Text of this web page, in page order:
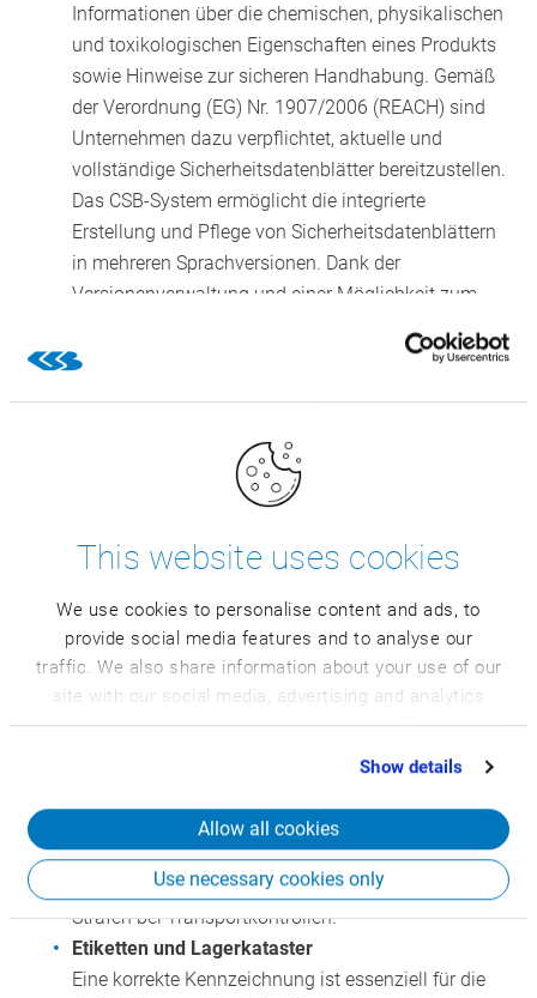
This website uses cookies
We use cookies to personalise content and ads, to
provide social media features and to analyse our
traffic. We also share information about your use of our
site with our social media, advertising and analytics
partners who may combine it with other information
that you’ve provided to them or that they’ve collected
Show details
Allow all cookies
Use necessary cookies only
Informationen über die chemischen, physikalischen
und toxikologischen Eigenschaften eines Produkts
sowie Hinweise zur sicheren Handhabung. Gemäß
der Verordnung (EG) Nr. 1907/2006 (REACH) sind
Unternehmen dazu verpflichtet, aktuelle und
vollständige Sicherheitsdatenblätter bereitzustellen.
Das CSB-System ermöglicht die integrierte
Erstellung und Pflege von Sicherheitsdatenblättern
in mehreren Sprachversionen. Dank der
Versionenverwaltung und einer Möglichkeit zum
Änderungen an Inhaltsstoffen, Rohstoffen und
wird die Aktualität und Korrektheit der Dokumente
Beförderungspapiere gemäß ADR, IMO- und IATA-
Erklärung
Für den Transport gefährlicher Güter sind gesetzlich
vorgeschriebene Beförderungspapiere erforderlich.
Das CSB-System unterstützt die automatische
Erstellung dieser Dokumente für verschiedene
Transportwege im Versandprozess:
ADR-Beförderungspapierefür den Straßentransport
für den Seetransport
Diese Funktionalitäten stellen sicher, dass alle
Transporte den aktuellen Vorschriften entsprechen
und minimieren das Risiko von Verzögerungen oder
Strafen bei Transportkontrollen.
Etiketten und Lagerkataster
Eine korrekte Kennzeichnung ist essenziell für die